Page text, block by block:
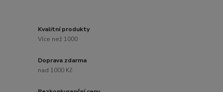
Kvalitní produkty
Více než 1000
Doprava zdarma
nad 1000 Kč